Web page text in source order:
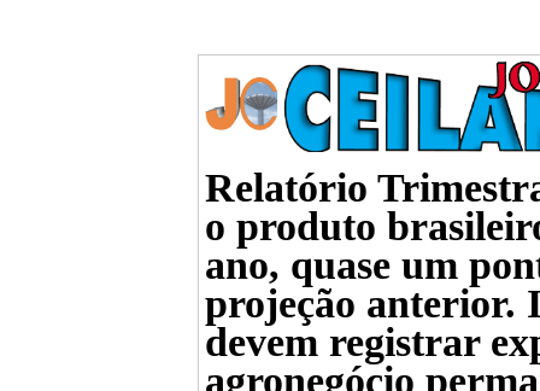
Relatório
o produto
ano, quase um
projeção anterior.
devem registrar
agronegócio